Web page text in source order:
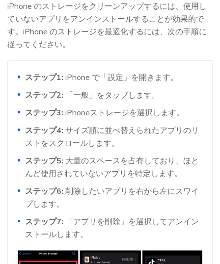
iPhone のストレージをクリーンアップするには、使用し
ていないアプリをアンインストールすることが効果的で
す。iPhone のストレージを最適化するには、次の手順に
従ってください。
ステップ1: iPhone で「設定」を開きます。
ステップ2: 「一般」をタップします。
ステップ3: iPhoneストレージを選択します。
ステップ4: サイズ順に並べ替えられたアプリのリ
ストをスクロールします。
ステップ5: 大量のスペースを占有しており、ほと
んど使用されていないアプリを特定します。
ステップ6: 削除したいアプリを右から左にスワイ
プします。
ステップ7: 「アプリを削除」を選択してアンイン
ストールします。